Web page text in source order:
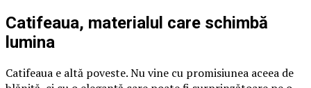
Catifeaua, materialul care schimbă
lumina
Catifeaua e altă poveste. Nu vine cu promisiunea aceea de